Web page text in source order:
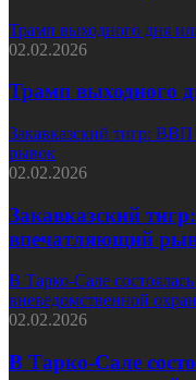
Трамп выходного дня
02.02.2026
Трамп выходного
Закавказский тигр:
рывок
02.02.2026
Закавказский
впечатляющий
В Тарко-Сале
вневедомственной
02.02.2026
В Тарко-Сале